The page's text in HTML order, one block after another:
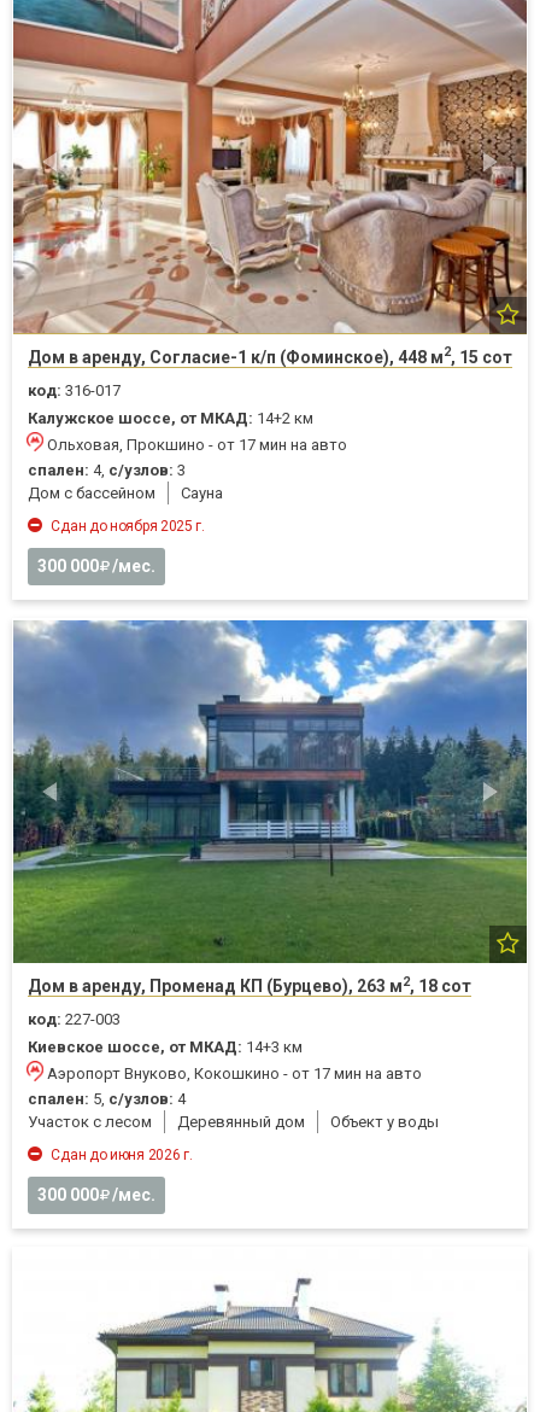
Дом в аренду, Согласие-1 к/п (Фоминское), 448 м2, 15 сот
код: 316-017
Калужское шоссе, от МКАД: 14+2 км
Ольховая, Прокшино - от 17 мин на авто
спален: 4, с/узлов: 3
Дом с бассейном
Cауна
Сдан до ноября 2025 г.
300 000 /мес.
Дом в аренду, Променад КП (Бурцево), 263 м2, 18 сот
код: 227-003
Киевское шоссе, от МКАД: 14+3 км
Аэропорт Внуково, Кокошкино - от 17 мин на авто
спален: 5, с/узлов: 4
Участок с лесом
Деревянный дом Объект у воды
Сдан до июня 2026 г.
300 000 /мес.